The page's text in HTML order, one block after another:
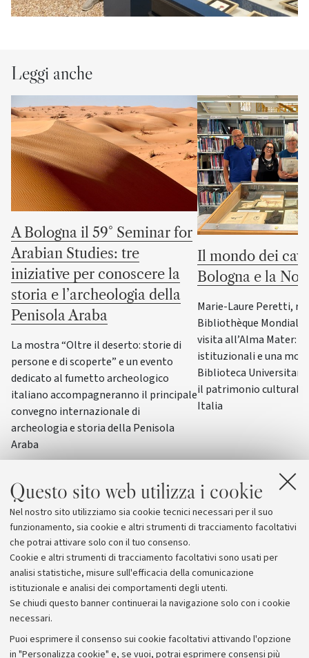
Questo sito web utilizza i cookie
Nel nostro sito utilizziamo sia cookie tecnici necessari per il suo
funzionamento, sia cookie e altri strumenti di tracciamento facoltativi
che potrai attivare solo con il tuo consenso.
Cookie e altri strumenti di tracciamento facoltativi sono usati per
analisi statistiche, misure sull'efficacia della comunicazione
istituzionale e analisi dei comportamenti degli utenti.
Se chiudi questo banner continuerai la navigazione solo con i cookie
necessari.
Puoi esprimere il consenso sui cookie facoltativi attivando l'opzione
in "Personalizza cookie" e, se vuoi, potrai esprimere consensi più
Leggi anche
A Bologna il 59° Seminar for
Arabian Studies: tre
iniziative per conoscere la
storia e l’archeologia della
Penisola Araba
La mostra “Oltre il deserto: storie di
persone e di scoperte” e un evento
dedicato al fumetto archeologico
italiano accompagneranno il principale
convegno internazionale di
archeologia e storia della Penisola
Araba
Il mondo dei
Bologna e la
Marie-Laure Peretti,
Bibliothèque Mondiale
visita all’Alma Mater:
istituzionali e una
Biblioteca
il patrimonio culturale
Italia
Archivio